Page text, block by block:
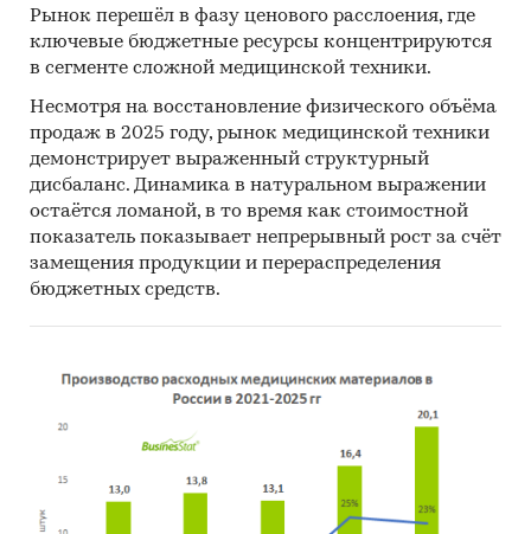
деятельности их конкурентов.
Mystery-Shopping с производителями:
ценах мы получили, вступив впереговорыс
производителями в завуалированной форме
(Mystery-Shopping)
от имени потенциального
заказчика.
Мониторинг документов:в качестве
основных методов анализа данных выступают
так называемые (1) Традиционный
(качественный) контент-анализ интервью и
(количественный) анализ с применением
пакетов программ, к которым имеет доступ
наше агентство.
Контент-анализ выполняется в рамках
проведения Desk Research (кабинетное
Рынок перешёл в фазу ценового расслоения, где
ключевые бюджетные ресурсы концентрируются
в сегменте сложной медицинской техники.
Несмотря на восстановление физического объёма
продаж в 2025 году, рынок медицинской техники
демонстрирует выраженный структурный
дисбаланс. Динамика в натуральном выражении
остаётся ломаной, в то время как стоимостной
показатель показывает непрерывный рост за счёт
замещения продукции и перераспределения
бюджетных средств.